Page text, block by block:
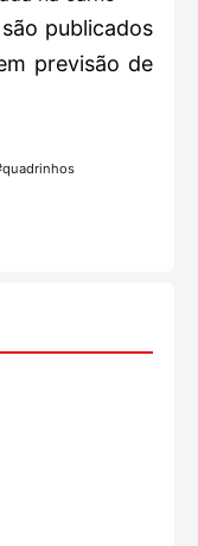
publicados
previsão de